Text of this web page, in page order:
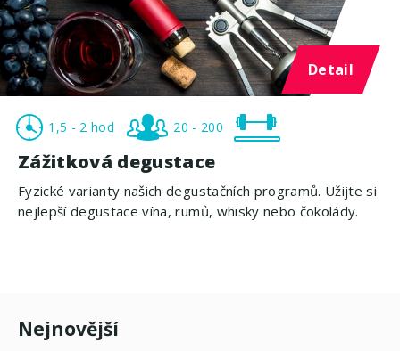
Detail
1,5 - 2 hod 20 - 200
Zážitková degustace
Fyzické varianty našich degustačních programů. Užijte si
nejlepší degustace vína, rumů, whisky nebo čokolády.
Nejnovější